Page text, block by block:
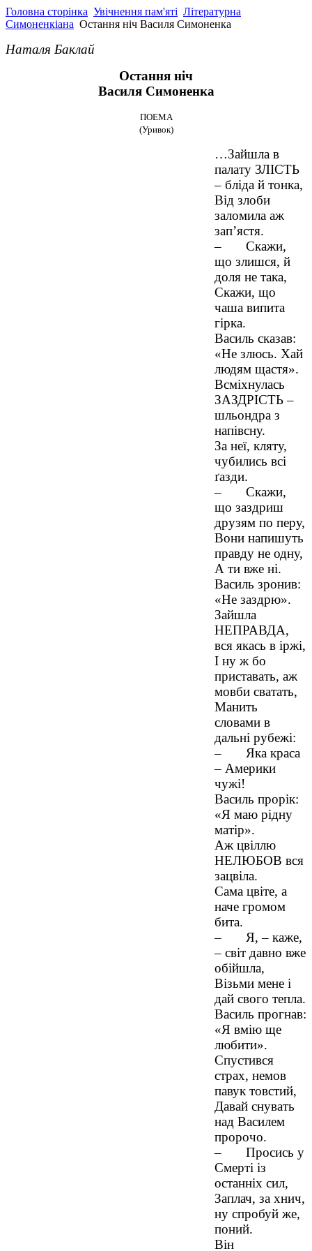
Головна сторінка Увічнення пам'яті Літературна
Симоненкіана Остання ніч Василя Симоненка
Наталя Баклай
Остання ніч
Василя Симоненка
ПОЕМА
(Уривок)
…Зайшла в
палату ЗЛІСТЬ
– бліда й тонка,
Від злоби
заломила аж
зап’ястя.
– Скажи,
що злишся, й
доля не така,
Скажи, що
чаша випита
гірка.
Василь сказав:
«Не злюсь. Хай
людям щастя».
Всміхнулась
ЗАЗДРІСТЬ –
шльондра з
напівсну.
За неї, кляту,
чубились всі
ґазди.
– Скажи,
що заздриш
друзям по перу,
Вони напишуть
правду не одну,
А ти вже ні.
Василь зронив:
«Не заздрю».
Зайшла
НЕПРАВДА,
вся якась в іржі,
І ну ж бо
приставать, аж
мовби сватать,
Манить
словами в
дальні рубежі:
– Яка краса
– Америки
чужі!
Василь прорік:
«Я маю рідну
матір».
Аж цвіллю
НЕЛЮБОВ вся
зацвіла.
Сама цвіте, а
наче громом
бита.
– Я, – каже,
– світ давно вже
обійшла,
Візьми мене і
дай свого тепла.
Василь прогнав:
«Я вмію ще
любити».
Спустився
страх, немов
павук товстий,
Давай снувать
над Василем
пророчо.
– Просись у
Смерті із
останніх сил,
Заплач, за хнич,
ну спробуй же,
поний.
Він